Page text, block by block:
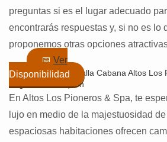
preguntas si es el lugar adecuado
encontrarás respuestas y, si no es lo
proponemos otras opciones
📅 Ver
Disponibilidad
En Altos Los Pioneros & Spa, te
lujo en medio de la majestuosidad
espaciosas habitaciones ofrecen